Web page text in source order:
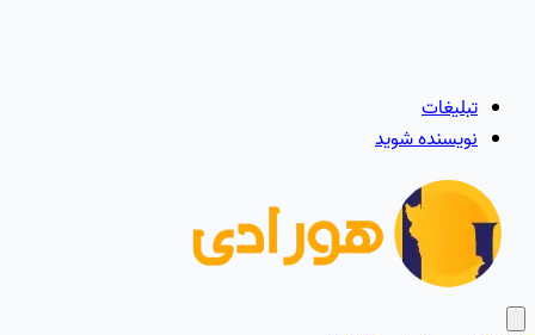
تبلیغات
نویسنده شوید